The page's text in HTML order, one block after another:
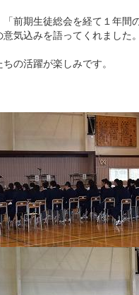
前期生徒総会を経て１年間
気込みを語ってくれました。
の活躍が楽しみです。